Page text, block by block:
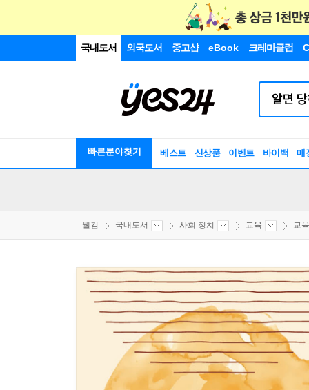
국내도서 외국도서 중고샵 eBook 크레마클럽
빠른분야찾기 베스트 신상품 이벤트 바이백 매
웰컴 국내도서 사회 정치 교육 교